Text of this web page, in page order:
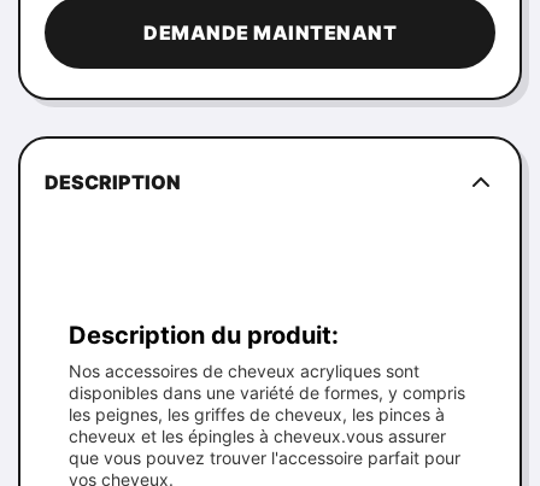
DEMANDE MAINTENANT
DESCRIPTION
Description du produit:
Nos accessoires de cheveux acryliques sont
disponibles dans une variété de formes, y compris
les peignes, les griffes de cheveux, les pinces à
cheveux et les épingles à cheveux.vous assurer
que vous pouvez trouver l'accessoire parfait pour
vos cheveux.